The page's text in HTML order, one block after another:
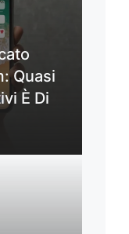
Quasi
È Di